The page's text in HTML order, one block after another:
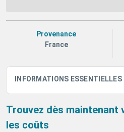
Provenance
France
INFORMATIONS ESSENTIELLES
Trouvez dès maintenant
les coûts